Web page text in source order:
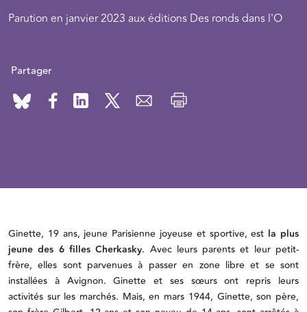
Parution en janvier 2023 aux éditions Des ronds dans l'O
Partager
Ginette, 19 ans, jeune Parisienne joyeuse et sportive, est la plus
jeune des 6 filles Cherkasky. Avec leurs parents et leur petit-
frère, elles sont parvenues à passer en zone libre et se sont
installées à Avignon. Ginette et ses sœurs ont repris leurs
activités sur les marchés. Mais, en mars 1944, Ginette, son père,